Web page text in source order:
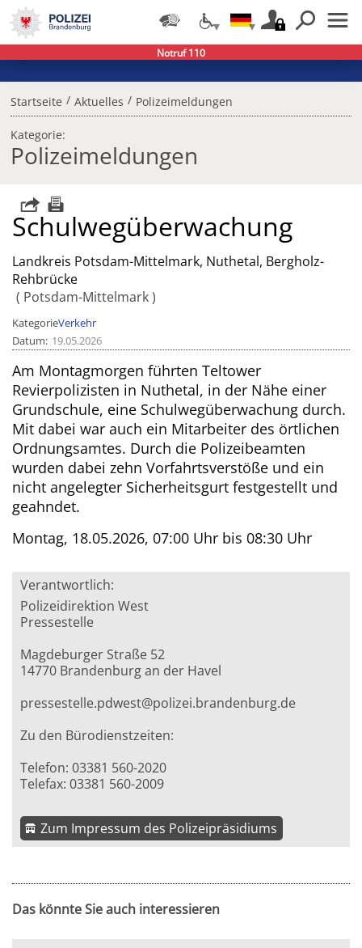
Startseite / Aktuelles / Polizeimeldungen
Kategorie:
Polizeimeldungen
Schulwegüberwachung
Landkreis Potsdam-Mittelmark, Nuthetal, Bergholz-
Rehbrücke
Potsdam-Mittelmark
KategorieVerkehr
Datum 19.05.2026
Am Montagmorgen führten Teltower
Revierpolizisten in Nuthetal, in der Nähe einer
Grundschule, eine Schulwegüberwachung durch.
Mit dabei war auch ein Mitarbeiter des örtlichen
Ordnungsamtes. Durch die Polizeibeamten
wurden dabei zehn Vorfahrtsverstöße und ein
nicht angelegter Sicherheitsgurt festgestellt und
geahndet.
Montag, 18.05.2026, 07:00 Uhr bis 08:30 Uhr
Verantwortlich:
Polizeidirektion West
Pressestelle
Magdeburger Straße 52
14770 Brandenburg an der Havel
pressestelle.pdwest@polizei.brandenburg.de
Zu den Bürodienstzeiten:
Telefon: 03381 560-2020
Telefax: 03381 560-2009
Zum Impressum des Polizeipräsidiums
Das könnte Sie auch interessieren
Notruf 110